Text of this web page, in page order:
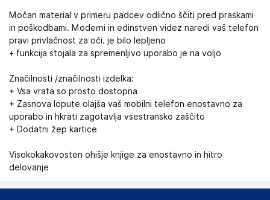
Močan material v primeru padcev odlično ščiti pred praskami
in poškodbami. Moderni in edinstven videz naredi vaš telefon
pravi privlačnost za oči. je bilo lepljeno
+ funkcija stojala za spremenljivo uporabo je na voljo
Značilnosti /značilnosti izdelka:
+ Vsa vrata so prosto dostopna
+ Zasnova lopute olajša vaš mobilni telefon enostavno za
uporabo in hkrati zagotavlja vsestransko zaščito
+ Dodatni žep kartice
Visokokakovosten ohišje knjige za enostavno in hitro
delovanje